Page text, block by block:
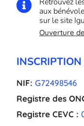

aux
sur le site
Ouverture
INSCRIPTION
NIF: G72498546
Registre des
Registre CEVC :